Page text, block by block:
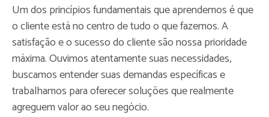
Um dos princípios fundamentais que aprendemos é que
o cliente está no centro de tudo o que fazemos. A
satisfação e o sucesso do cliente são nossa prioridade
máxima. Ouvimos atentamente suas necessidades,
buscamos entender suas demandas específicas e
trabalhamos para oferecer soluções que realmente
agreguem valor ao seu negócio.